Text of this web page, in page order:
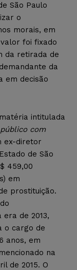
São Paulo
o
morais, em
foi fixado
da retirada de
da
em decisão
intitulada
com
ex-diretor
de São
459,00
em
prostituição.
de 2013,
o cargo de
anos, em
na
de 2015. O